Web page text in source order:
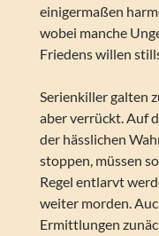
einigermaßen
wobei manche
Friedens willen
Serienkiller galten
aber verrückt. Auf
der hässlichen
stoppen, müssen
Regel entlarvt
weiter morden.
Ermittlungen